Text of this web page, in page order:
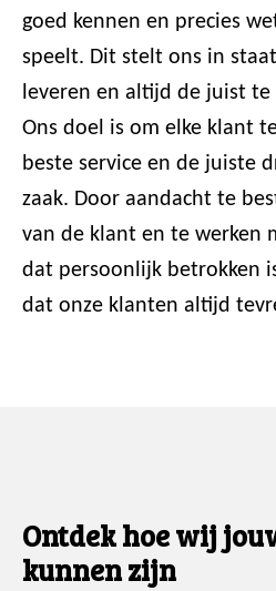
goed kennen en precies
speelt. Dit stelt ons in
leveren en altijd de juist te
Ons doel is om elke klant
beste service en de juiste
zaak. Door aandacht te
van de klant en te werken
dat persoonlijk betrokken
dat onze klanten altijd
Ontdek hoe wij
kunnen zijn